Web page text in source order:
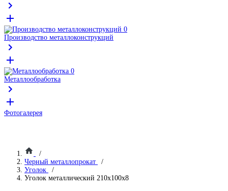
Производство металлоконструкций
Металлообработка
Фотогалерея
Черный металлопрокат
Уголок
Уголок металлический 210х100х8